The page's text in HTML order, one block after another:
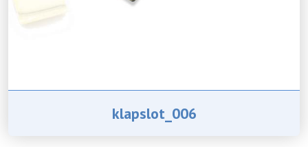
klapslot_006